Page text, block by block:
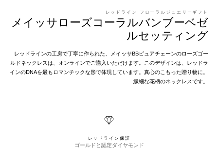
レッドライン フローラルジュエリーギフト
メイッサローズコーラルバンブーベゼ
ルセッティング
レッドラインの工房で丁寧に作られた、メイッサBBピュアチェーンのローズゴー
ルドネックレスは、オンラインでご購入いただけます。このデザインは、レッドラ
インのDNAを最もロマンチックな形で体現しています。真心のこもった贈り物に。
繊細な花柄のネックレスです。
レッドライン保証
ゴールドと認定ダイヤモンド